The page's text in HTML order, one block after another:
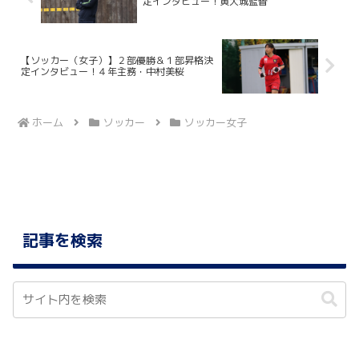
【ソッカー（女子）】２部優勝＆１部昇格決
定インタビュー！４年主務・中村美桜
ホーム ソッカー ソッカー女子
記事を検索